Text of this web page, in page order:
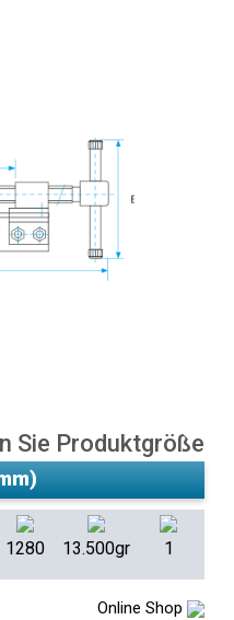
Sie Produktgröße
1280 13.500gr 1
Online Shop